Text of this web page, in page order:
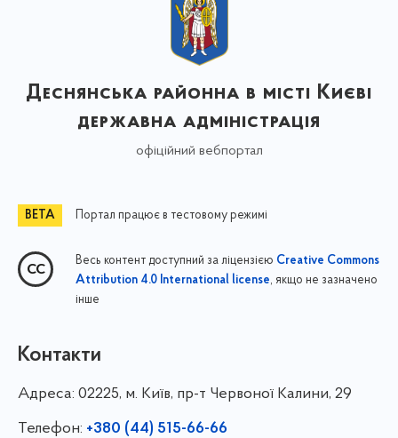
Деснянська районна в місті Києві
державна адміністрація
офіційний вебпортал
Портал працює в тестовому режимі
Весь контент доступний за ліцензією Creative Commons
Attribution 4.0 International license, якщо не зазначено
інше
Контакти
Адреса: 02225, м. Київ, пр-т Червоної Калини, 29
Телефон: +380 (44) 515-66-66